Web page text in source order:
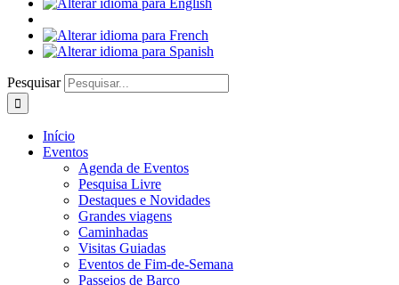
Pesquisar
Início
Eventos
Agenda de Eventos
Pesquisa Livre
Destaques e Novidades
Grandes viagens
Caminhadas
Visitas Guiadas
Eventos de Fim-de-Semana
Passeios de Barco